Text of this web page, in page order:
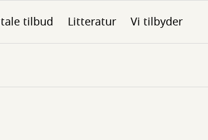
tilbud Litteratur Vi tilbyder